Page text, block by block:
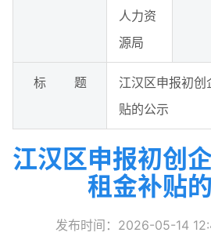
人力资
源局
标 题
江汉区申报初
贴的公示
江汉区申报初创
租金补贴
发布时间：2026-05-14